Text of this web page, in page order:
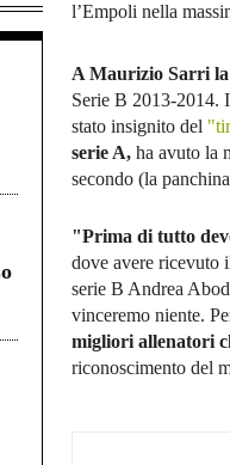
l’Empoli nella
A Maurizio Sarri
Serie B 2013-2014.
stato insignito del
serie A, ha avuto la
secondo (la
"Prima di tutto
dove avere ricevuto
serie B Andrea
vinceremo niente.
migliori allenatori
riconoscimento del